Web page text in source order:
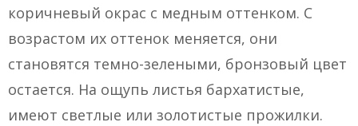
коричневый окрас с медным оттенком. С
возрастом их оттенок меняется, они
становятся темно-зелеными, бронзовый цвет
остается. На ощупь листья бархатистые,
имеют светлые или золотистые прожилки.